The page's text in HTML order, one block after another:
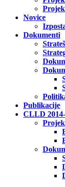
Novice
Dokumenti
Publikacije
CLLD